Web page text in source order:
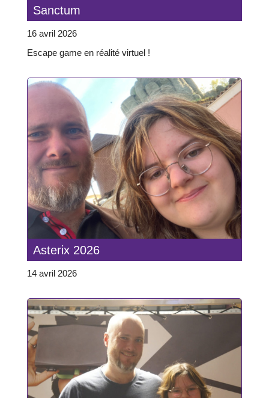
Sanctum
16 avril 2026
Escape game en réalité virtuel !
Asterix 2026
14 avril 2026